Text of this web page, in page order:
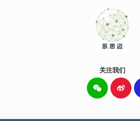
关注我们